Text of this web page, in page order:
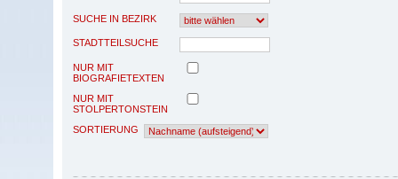
SUCHE IN BEZIRK
STADTTEILSUCHE
NUR MIT
BIOGRAFIETEXTEN
NUR MIT
STOLPERTONSTEIN
SORTIERUNG